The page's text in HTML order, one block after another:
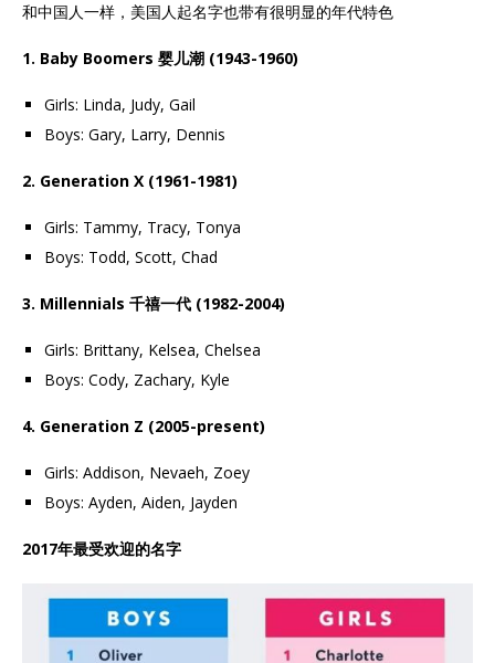
和中国人一样，美国人起名字也带有很明显的年代特色
1. Baby Boomers 婴儿潮 (1943-1960)
Girls: Linda, Judy, Gail
Boys: Gary, Larry, Dennis
2. Generation X (1961-1981)
Girls: Tammy, Tracy, Tonya
Boys: Todd, Scott, Chad
3. Millennials 千禧一代 (1982-2004)
Girls: Brittany, Kelsea, Chelsea
Boys: Cody, Zachary, Kyle
4. Generation Z (2005-present)
Girls: Addison, Nevaeh, Zoey
Boys: Ayden, Aiden, Jayden
2017年最受欢迎的名字